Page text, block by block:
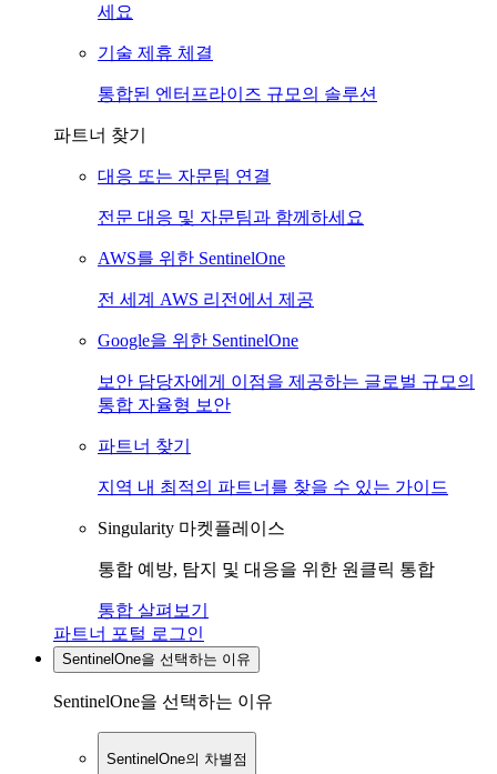
세요
기술 제휴 체결
통합된 엔터프라이즈 규모의 솔루션
파트너 찾기
대응 또는 자문팀 연결
전문 대응 및 자문팀과 함께하세요
AWS를 위한 SentinelOne
전 세계 AWS 리전에서 제공
Google을 위한 SentinelOne
보안 담당자에게 이점을 제공하는 글로벌 규모의
통합 자율형 보안
파트너 찾기
지역 내 최적의 파트너를 찾을 수 있는 가이드
Singularity 마켓플레이스
통합 예방, 탐지 및 대응을 위한 원클릭 통합
통합 살펴보기
파트너 포털 로그인
SentinelOne을 선택하는 이유
SentinelOne을 선택하는 이유
SentinelOne의 차별점